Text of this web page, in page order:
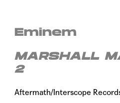
Eminem
MARSHALL
2
Aftermath/Interscope